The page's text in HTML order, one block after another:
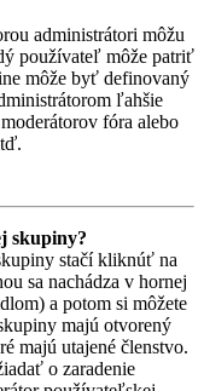
administrátori môžu
používateľ môže patriť
môže byť definovaný
ľahšie
fóra alebo
skupiny?
stačí kliknúť na
sa nachádza v hornej
a potom si môžete
majú otvorený
majú utajené členstvo.
o zaradenie